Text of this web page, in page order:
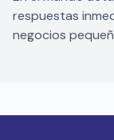
respuestas
negocios